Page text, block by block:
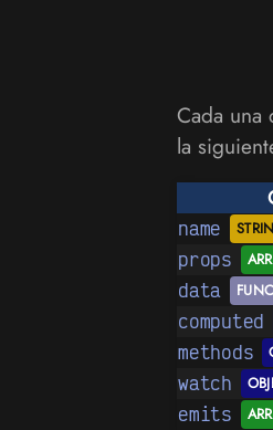
Cada una
la
name
props
data
computed
methods
watch
emits